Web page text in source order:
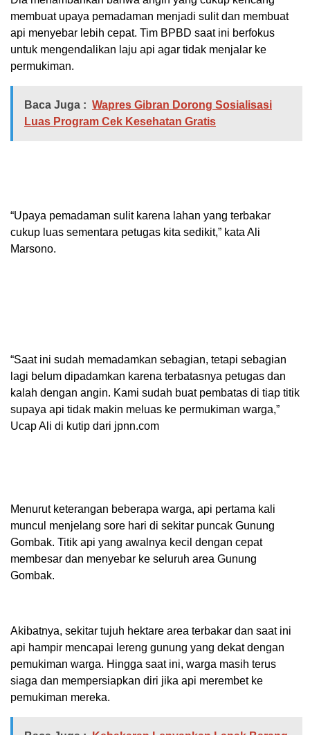
membuat upaya pemadaman menjadi sulit dan membuat
api menyebar lebih cepat. Tim BPBD saat ini berfokus
untuk mengendalikan laju api agar tidak menjalar ke
permukiman.
Baca Juga : Wapres Gibran Dorong Sosialisasi
Luas Program Cek Kesehatan Gratis
“Upaya pemadaman sulit karena lahan yang terbakar
cukup luas sementara petugas kita sedikit,” kata Ali
Marsono.
“Saat ini sudah memadamkan sebagian, tetapi sebagian
lagi belum dipadamkan karena terbatasnya petugas dan
kalah dengan angin. Kami sudah buat pembatas di tiap titik
supaya api tidak makin meluas ke permukiman warga,”
Ucap Ali di kutip dari jpnn.com
Menurut keterangan beberapa warga, api pertama kali
muncul menjelang sore hari di sekitar puncak Gunung
Gombak. Titik api yang awalnya kecil dengan cepat
membesar dan menyebar ke seluruh area Gunung
Gombak.
Akibatnya, sekitar tujuh hektare area terbakar dan saat ini
api hampir mencapai lereng gunung yang dekat dengan
pemukiman warga. Hingga saat ini, warga masih terus
siaga dan mempersiapkan diri jika api merembet ke
pemukiman mereka.